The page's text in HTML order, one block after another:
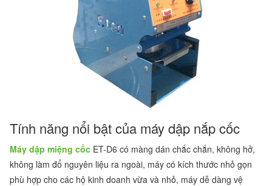
Tính năng nổi bật của máy dập nắp cốc
Máy dập miệng cốc ET-D6 có màng dán chắc chắn, không hở,
không làm đổ nguyên liệu ra ngoài, máy có kích thước nhỏ gọn
phù hợp cho các hộ kinh doanh vừa và nhỏ, máy dễ dàng vệ